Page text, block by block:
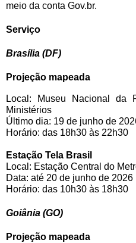
meio da conta Gov.br.
Serviço
Brasília (DF)
Projeção mapeada
Local: Museu Nacional da
Ministérios
Último dia: 19 de junho de
Horário: das 18h30 às 22h30
Estação Tela Brasil
Local: Estação Central do
Data: até 20 de junho de 2026
Horário: das 10h30 às 18h30
Goiânia (GO)
Projeção mapeada